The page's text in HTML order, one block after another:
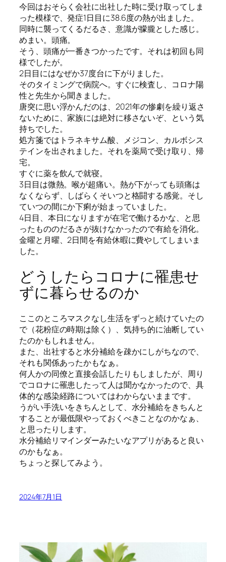
今回はおそらく会社に出社した時に受け取ってしま
った模様で、発症1日目に38.6度の熱が出ました。
同時に襲ってくるだるさ、意識が朦朧とした感じ。
めまい。頭痛。
そう、頭痛が一番きつかったです。それは初回も同
様でしたが。
2日目にはなぜか37度台に下がりました。
そのタイミングで病院へ。すぐに検査し、コロナ陽
性と先生から聞きました。
唐突に思い浮かんだのは、2021年の惨劇を繰り返さ
ないために、家族には絶対に移さないぞ、という気
持ちでした。
処方箋ではトラネキサム酸、メジコン、カルボシス
テインを出されました。それを薬局で受け取り、帰
宅。
すぐに薬を飲んで就寝。
3日目は微熱。喉が超痛い。熱が下がっても頭痛は
なくならず、しばらくそいつと格闘する感覚。そし
ていつの間にか下痢が始まっていました。
4日目、本日になりますが在宅で働けるかな、と思
ったもののだるさが抜けなかったので有給を消化。
金曜と月曜、2日間を有給休暇に費やしてしまいま
した。
どうしたらコロナに罹患せ
ずに暮らせるのか
ここのところマスクなし生活をずっと続けていたの
で（花粉症の時期は除く）、気持ち的に油断してい
たのかもしれません。
また、出社すると水分補給を疎かにしがちなので、
それも関係あったかもなぁ。
何人かの同僚と直接会話したりもしましたが、周り
でコロナに罹患したって人は聞かなかったので、具
体的な感染経路についてはわからないままです。
うがい手洗いをきちんとして、水分補給をきちんと
することが最低限やっておくべきことなのかなぁ、
と思ったりします。
水分補給リマインダーみたいなアプリがあると良い
のかもなぁ。
ちょっと探してみよう。
2024年7月1日